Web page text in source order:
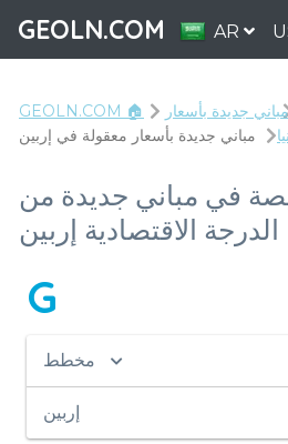
GEOLN.COM AR
GEOLN.COM 🏠
مباني جديدة بأسعار
مباني جديدة بأسعار معقولة في إربين
في مباني جديدة من
الدرجة الاقتصادية إربين
G
مخطط
إربين